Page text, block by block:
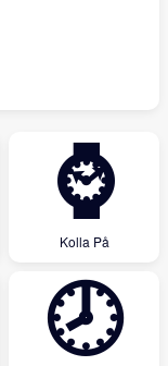
⌚
Kolla På
🕗